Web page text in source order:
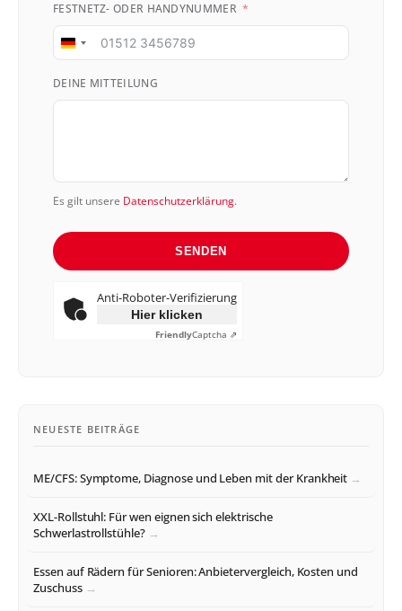
FESTNETZ- ODER HANDYNUMMER
Germany
DEINE MITTEILUNG
Es gilt unsere Datenschutzerklärung.
SENDEN
Anti-Roboter-Verifizierung
Hier klicken
FriendlyCaptcha ⇗
NEUESTE BEITRÄGE
ME/CFS: Symptome, Diagnose und Leben mit der Krankheit
XXL-Rollstuhl: Für wen eignen sich elektrische
Schwerlastrollstühle?
Essen auf Rädern für Senioren: Anbietervergleich, Kosten und
Zuschuss